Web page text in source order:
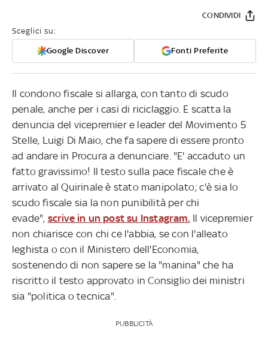
Sceglici su:
Google Discover Fonti Preferite
CONDIVIDI
Il condono fiscale si allarga, con tanto di scudo
penale, anche per i casi di riciclaggio. E scatta la
denuncia del vicepremier e leader del Movimento 5
Stelle, Luigi Di Maio, che fa sapere di essere pronto
ad andare in Procura a denunciare. "E' accaduto un
fatto gravissimo! Il testo sulla pace fiscale che è
arrivato al Quirinale è stato manipolato; c'è sia lo
scudo fiscale sia la non punibilità per chi
evade", scrive in un post su Instagram. Il vicepremier
non chiarisce con chi ce l'abbia, se con l'alleato
leghista o con il Ministero dell'Economia,
sostenendo di non sapere se la "manina" che ha
riscritto il testo approvato in Consiglio dei ministri
sia "politica o tecnica".
PUBBLICITÀ